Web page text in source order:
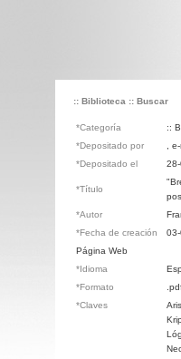
:: Biblioteca :: Buscar
*Categoría
::
*Depositado por
,
*Depositado el
*Título
*Autor
*Fecha de creación
Página Web
*Idioma
*Formato
*Claves